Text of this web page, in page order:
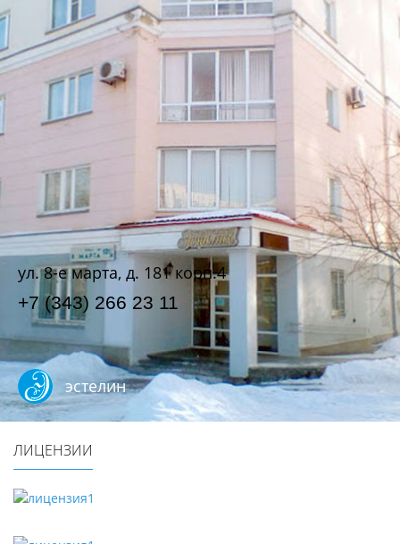
ул. 8-е марта, д. 181 корп.4
+7 (343) 266 23 11
эстелин
ЛИЦЕНЗИИ